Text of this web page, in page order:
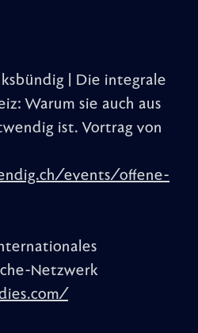
| Die integrale
Warum sie auch aus
ist. Vortrag von
events/offene-
Netzwerk